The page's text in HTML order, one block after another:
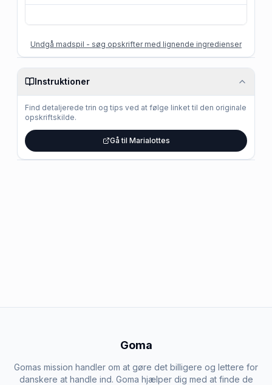
Undgå madspil - søg opskrifter med lignende ingredienser
Instruktioner
Find detaljerede trin og tips ved at følge linket til den originale
opskriftskilde.
Gå til Marialottes
Goma
Gomas mission handler om at gøre det billigere og lettere for
danskere at handle ind. Goma hjælper dig med at finde de